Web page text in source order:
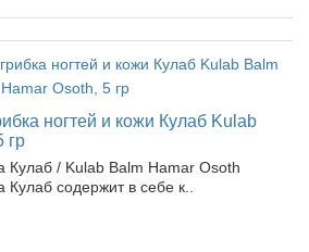
ногтей и кожи Кулаб Kulab
гр
Кулаб / Kulab Balm Hamar Osoth
Кулаб содержит в себе к..